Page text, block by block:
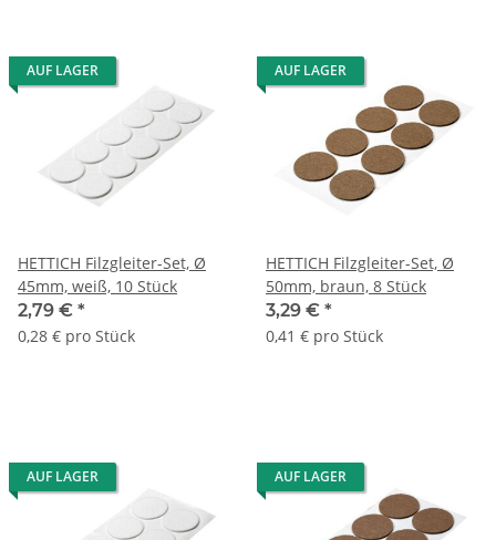
AUF LAGER
HETTICH Filzgleiter-Set, Ø
45mm, weiß, 10 Stück
2,79 € *
0,28 € pro Stück
AUF LAGER
HETTICH Filzgleiter-Set, Ø
50mm, braun, 8 Stück
3,29 € *
0,41 € pro Stück
AUF LAGER AUF LAGER